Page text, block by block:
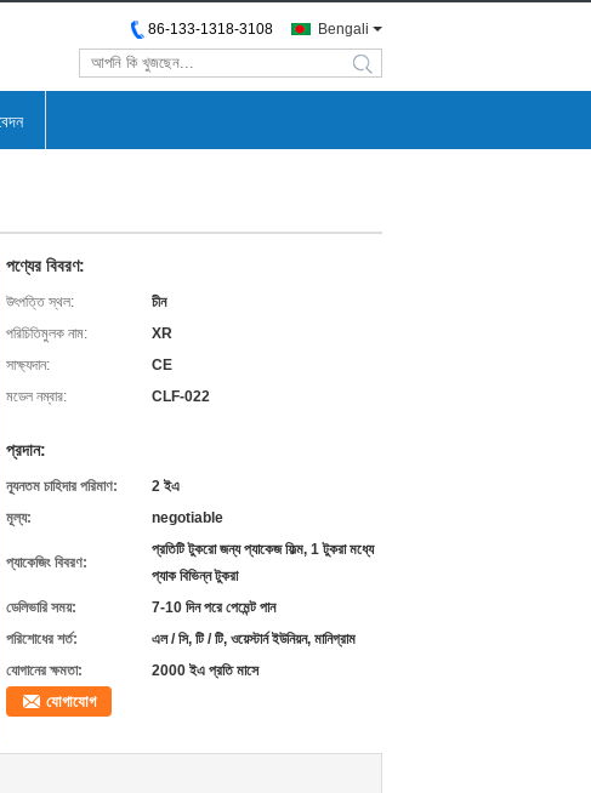
Bengali
86-133-1318-3108
search
পণ্যের বিবরণ:
উৎপত্তি স্থল:
চীন
পরিচিতিমুলক নাম:
XR
সাক্ষ্যদান:
CE
মডেল নম্বার:
CLF-022
প্রদান:
ন্যূনতম চাহিদার পরিমাণ:
2 ইএ
মূল্য:
negotiable
প্যাকেজিং বিবরণ:
প্রতিটি টুকরো জন্য প্যাকেজ ফিল্ম, 1 টুকরা মধ্যে
প্যাক বিভিন্ন টুকরা
ডেলিভারি সময়:
7-10 দিন পরে পেমেন্ট পান
পরিশোধের শর্ত:
এল / সি, টি / টি, ওয়েস্টার্ন ইউনিয়ন, মানিগ্রাম
যোগানের ক্ষমতা:
2000 ইএ প্রতি মাসে
যোগাযোগ